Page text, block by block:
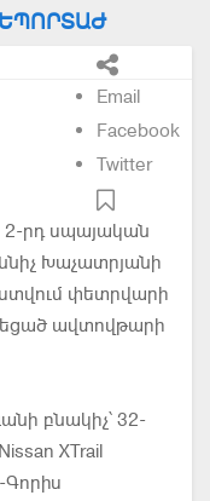
Email
Facebook
Twitter
րդ սպայական
Խաչատրյանի
փետրվարի
ավտովթարի
բնակիչ՝ 32-
XTrail